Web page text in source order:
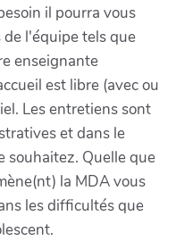
il pourra vous
l'équipe tels que
enseignante
est libre (avec ou
Les entretiens sont
et dans le
souhaitez. Quelle que
la MDA vous
les difficultés que